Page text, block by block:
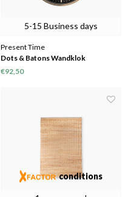
5-15 Business days
Present Time
Dots & Batons Wandklok
€92,50
conditions